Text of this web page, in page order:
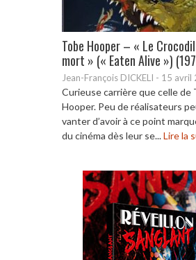
Tobe Hooper – « Le
mort » (« Eaten Alive »)
Jean-François DICKELI - 15 avril
Curieuse carrière que celle de
Hooper. Peu de réalisateurs
vanter d’avoir à ce point
du cinéma dès leur se...Lire la